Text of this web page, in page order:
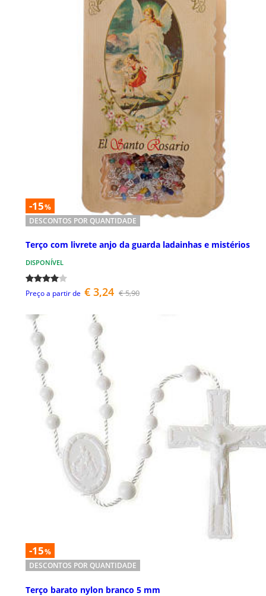
-15%
DESCONTOS POR QUANTIDADE
Terço com livrete anjo da guarda ladainhas e mistérios
DISPONÍVEL
Preço a partir de € 3,24 € 5,90
-15%
DESCONTOS POR QUANTIDADE
Terço barato nylon branco 5 mm